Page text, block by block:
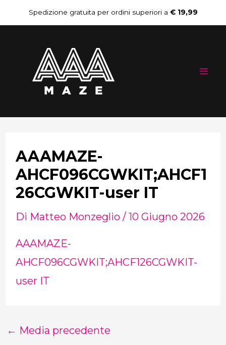
al
contenuto
Spedizione gratuita per ordini superiori a € 19,99
AAAMAZE-
AHCF096CGWKIT;AHCF1
26CGWKIT-user IT
Di Matteo Monzeglio / 10 Giugno 2026
AAAMAZE-
AHCF096CGWKIT;AHCF126CGWKIT-
user IT
Navigazione
articoli
← Media precedente